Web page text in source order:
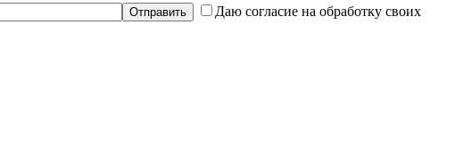
Даю согласие на обработку своих